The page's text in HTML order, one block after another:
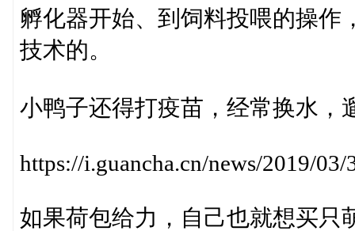
孵化器开始、到饲料投喂的操作
技术的。
小鸭子还得打疫苗，经常换水，
https://i.guancha.cn/news/2019/
如果荷包给力，自己也就想买只